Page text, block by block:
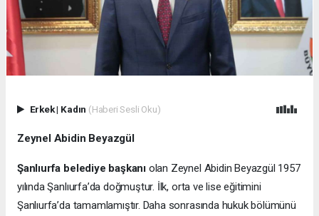
Erkek| Kadın (Haberi Sesli Oku)
Zeynel Abidin Beyazgül
Şanlıurfa belediye başkanı olan Zeynel Abidin Beyazgül 1957
yılında Şanlıurfa’da doğmuştur. İlk, orta ve lise eğitimini
Şanlıurfa’da tamamlamıştır. Daha sonrasında hukuk bölümünü